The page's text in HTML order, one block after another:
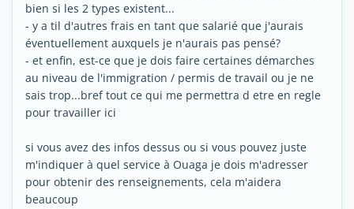
bien si les 2 types existent...
- y a til d'autres frais en tant que salarié que j'aurais
éventuellement auxquels je n'aurais pas pensé?
- et enfin, est-ce que je dois faire certaines démarches
au niveau de l'immigration / permis de travail ou je ne
sais trop...bref tout ce qui me permettra d etre en regle
pour travailler ici
si vous avez des infos dessus ou si vous pouvez juste
m'indiquer à quel service à Ouaga je dois m'adresser
pour obtenir des renseignements, cela m'aidera
beaucoup